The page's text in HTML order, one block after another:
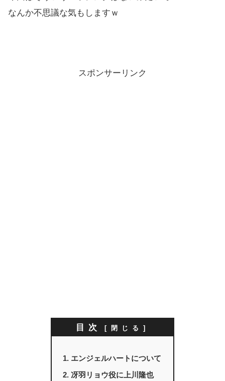
なんか不思議な気もしますｗ
スポンサーリンク
目次
エンジェルハートについて
冴羽リョウ役に上川隆也